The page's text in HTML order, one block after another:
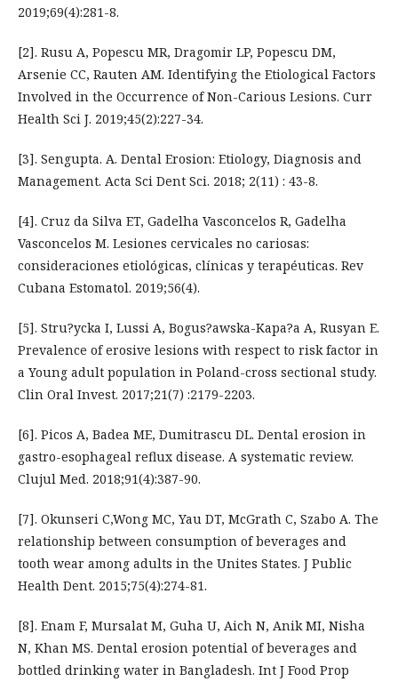
2019;69(4):281-8.
[2]. Rusu A, Popescu MR, Dragomir LP, Popescu DM,
Arsenie CC, Rauten AM. Identifying the Etiological Factors
Involved in the Occurrence of Non-Carious Lesions. Curr
Health Sci J. 2019;45(2):227-34.
[3]. Sengupta. A. Dental Erosion: Etiology, Diagnosis and
Management. Acta Sci Dent Sci. 2018; 2(11) : 43-8.
[4]. Cruz da Silva ET, Gadelha Vasconcelos R, Gadelha
Vasconcelos M. Lesiones cervicales no cariosas:
consideraciones etiológicas, clínicas y terapéuticas. Rev
Cubana Estomatol. 2019;56(4).
[5]. Stru?ycka I, Lussi A, Bogus?awska-Kapa?a A, Rusyan E.
Prevalence of erosive lesions with respect to risk factor in
a Young adult population in Poland-cross sectional study.
Clin Oral Invest. 2017;21(7) :2179-2203.
[6]. Picos A, Badea ME, Dumitrascu DL. Dental erosion in
gastro-esophageal reflux disease. A systematic review.
Clujul Med. 2018;91(4):387-90.
[7]. Okunseri C,Wong MC, Yau DT, McGrath C, Szabo A. The
relationship between consumption of beverages and
tooth wear among adults in the Unites States. J Public
Health Dent. 2015;75(4):274-81.
[8]. Enam F, Mursalat M, Guha U, Aich N, Anik MI, Nisha
N, Khan MS. Dental erosion potential of beverages and
bottled drinking water in Bangladesh. Int J Food Prop